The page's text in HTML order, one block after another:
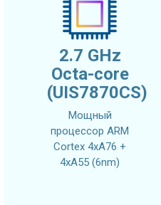
2.7 GHz
Octa-core
(UIS7870CS)
Мощный
процессор ARM
Cortex 4xA76 +
4xA55 (6nm)